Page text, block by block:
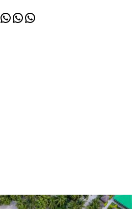
WhatsApp
WhatsApp
WhatsApp